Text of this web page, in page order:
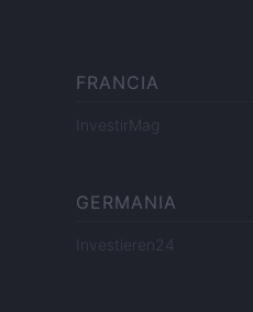
FRANCIA
InvestirMag
GERMANIA
Investieren24